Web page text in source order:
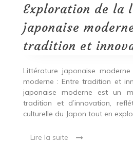
Exploration de la
japonaise
tradition et
Littérature japonaise
moderne : Entre tradition et
japonaise moderne est un
tradition et d’innovation,
culturelle du Japon tout en
Lire la suite